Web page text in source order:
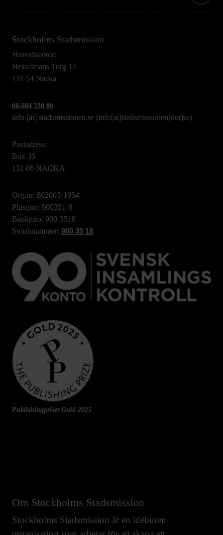
Stockholms Stadsmission
Huvudkontor:
Hesselmans Torg 14
131 54 Nacka
08-684 230 00
info [at] stadsmissionen.se (info[at]stadsmissionen[dot]se)
Postadress:
Box 35
131 06 NACKA
Org.nr: 802003-1954
Plusgiro: 900351-8
Bankgiro: 900-3518
Swishnummer: 900 35 18
Publishingpriset Guld 2025
Om Stockholms Stadsmission
Stockholms Stadsmission är en idéburen